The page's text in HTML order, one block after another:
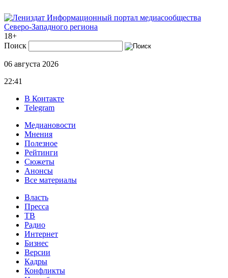
Информационный портал медиасообщества
Северо-Западного региона
18+
Поиск
06 августа 2026
22:41
В Контакте
Telegram
Медиановости
Мнения
Полезное
Рейтинги
Сюжеты
Анонсы
Все материалы
Власть
Пресса
ТВ
Радио
Интернет
Бизнес
Версии
Кадры
Конфликты